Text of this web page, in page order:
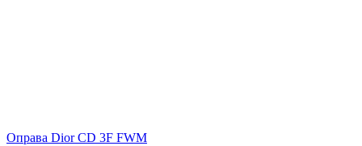
Оправа Dior CD 3F FWM